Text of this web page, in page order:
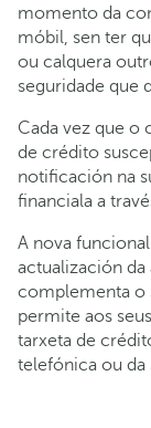
momento da
móbil, sen ter
ou calquera
seguridade que
Cada vez que o
de crédito
notificación na
financiala a
A nova
actualización da
complementa o
permite aos
tarxeta de
telefónica ou da